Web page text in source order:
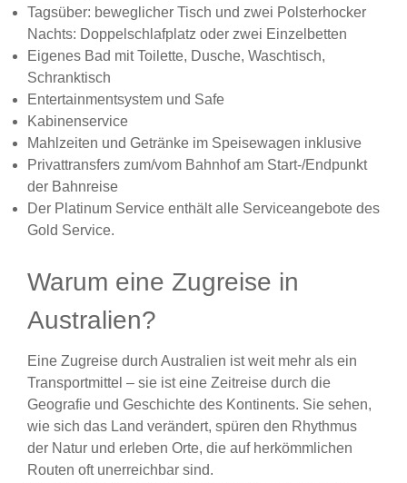
Tagsüber: beweglicher Tisch und zwei Polsterhocker
Nachts: Doppelschlafplatz oder zwei Einzelbetten
Eigenes Bad mit Toilette, Dusche, Waschtisch,
Schranktisch
Entertainmentsystem und Safe
Kabinenservice
Mahlzeiten und Getränke im Speisewagen inklusive
Privattransfers zum/vom Bahnhof am Start-/Endpunkt
der Bahnreise
Der Platinum Service enthält alle Serviceangebote des
Gold Service.
Warum eine Zugreise in
Australien?
Eine Zugreise durch Australien ist weit mehr als ein
Transportmittel – sie ist eine Zeitreise durch die
Geografie und Geschichte des Kontinents. Sie sehen,
wie sich das Land verändert, spüren den Rhythmus
der Natur und erleben Orte, die auf herkömmlichen
Routen oft unerreichbar sind.